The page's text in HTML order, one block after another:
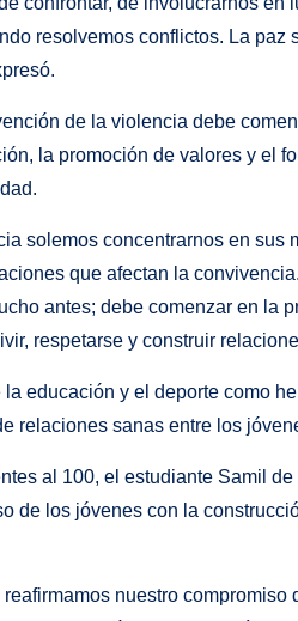
resolvemos conflictos. La
de la violencia debe
la promoción de valores y el
solemos concentrarnos en sus
que afectan la
antes; debe comenzar en la
respetarse y construir
educación y el deporte como
relaciones sanas entre los
al 100, el estudiante Samil
de los jóvenes con la
nuestro